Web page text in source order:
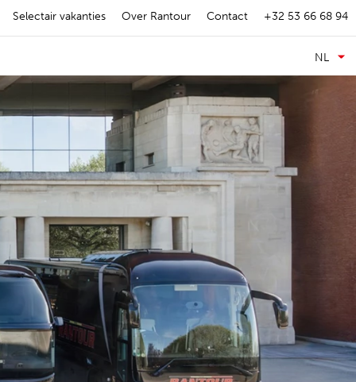
Selectair vakanties Over Rantour Contact +32 53 66 68 94
NL